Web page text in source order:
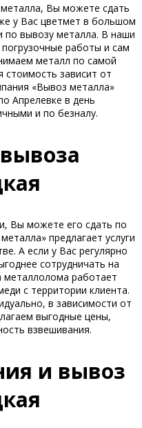
Вы можете сдать
у Вас цветмет в большом
по вывозу металла. В наши
работы и сам
металл по самой
стоимость зависит от
«Вывоз металла»
Апрелевке в день
и по безналу.
Вы можете его сдать по
предлагает услуги
А если у Вас регулярно
сотрудничать на
металлолома работает
с территории клиента.
в зависимости от
выгодные цены,
взвешивания.
и вывоз